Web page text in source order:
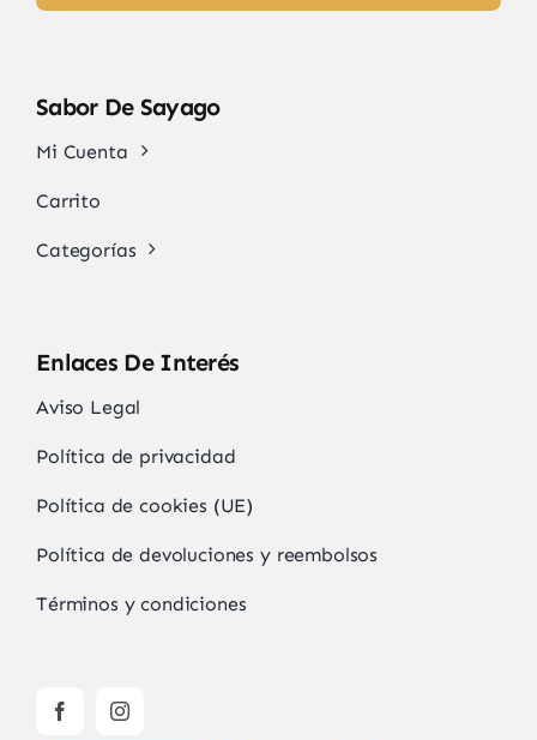
Sabor De Sayago
Mi Cuenta
Carrito
Categorías
Enlaces De Interés
Aviso Legal
Política de privacidad
Política de cookies (UE)
Política de devoluciones y reembolsos
Términos y condiciones